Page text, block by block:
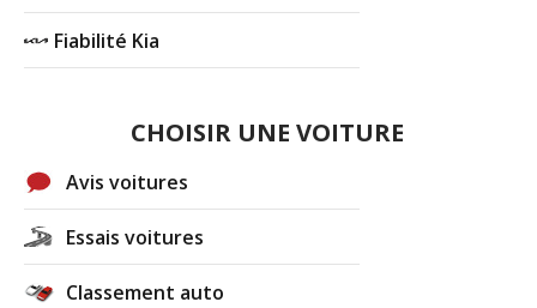
Fiabilité Kia
CHOISIR UNE VOITURE
Avis voitures
Essais voitures
Classement auto